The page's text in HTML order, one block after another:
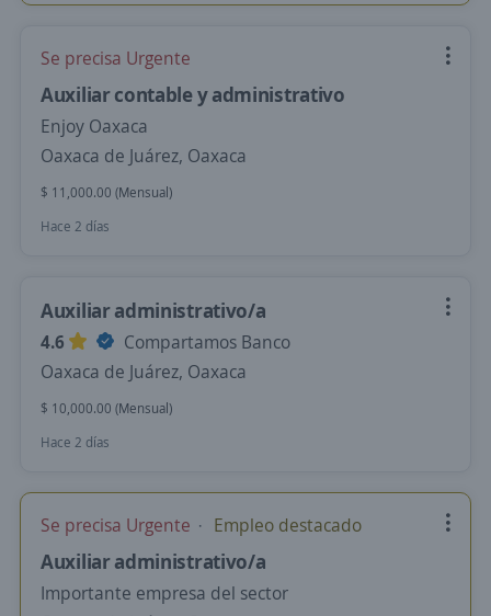
Se precisa Urgente
Auxiliar contable y administrativo
Enjoy Oaxaca
Oaxaca de Juárez, Oaxaca
$ 11,000.00 (Mensual)
Hace 2 días
Auxiliar administrativo/a
4.6
Compartamos Banco
Oaxaca de Juárez, Oaxaca
$ 10,000.00 (Mensual)
Hace 2 días
Se precisa Urgente Empleo destacado
Auxiliar administrativo/a
Importante empresa del sector